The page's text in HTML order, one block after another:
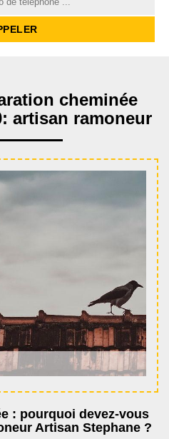
cheminée
artisan ramoneur
: pourquoi devez-vous
Artisan Stephane ?